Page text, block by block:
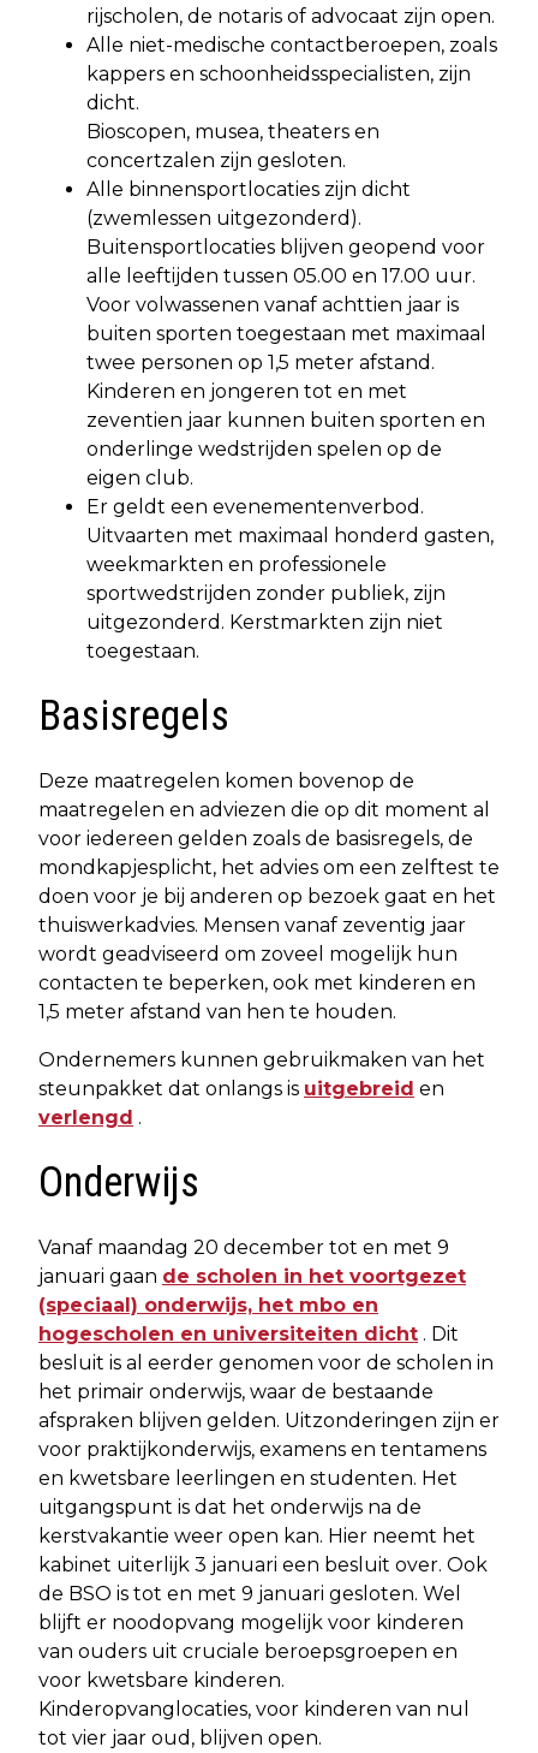
rijscholen, de notaris of advocaat zijn open.
Alle niet-medische contactberoepen, zoals
kappers en schoonheidsspecialisten, zijn
dicht.
Bioscopen, musea, theaters en
concertzalen zijn gesloten.
Alle binnensportlocaties zijn dicht
(zwemlessen uitgezonderd).
Buitensportlocaties blijven geopend voor
alle leeftijden tussen 05.00 en 17.00 uur.
Voor volwassenen vanaf achttien jaar is
buiten sporten toegestaan met maximaal
twee personen op 1,5 meter afstand.
Kinderen en jongeren tot en met
zeventien jaar kunnen buiten sporten en
onderlinge wedstrijden spelen op de
eigen club.
Er geldt een evenementenverbod.
Uitvaarten met maximaal honderd gasten,
weekmarkten en professionele
sportwedstrijden zonder publiek, zijn
uitgezonderd. Kerstmarkten zijn niet
toegestaan.
Basisregels
Deze maatregelen komen bovenop de
maatregelen en adviezen die op dit moment al
voor iedereen gelden zoals de basisregels, de
mondkapjesplicht, het advies om een zelftest te
doen voor je bij anderen op bezoek gaat en het
thuiswerkadvies. Mensen vanaf zeventig jaar
wordt geadviseerd om zoveel mogelijk hun
contacten te beperken, ook met kinderen en
1,5 meter afstand van hen te houden.
Ondernemers kunnen gebruikmaken van het
steunpakket dat onlangs is uitgebreid en
verlengd .
Onderwijs
Vanaf maandag 20 december tot en met 9
januari gaan de scholen in het voortgezet
(speciaal) onderwijs, het mbo en
hogescholen en universiteiten dicht . Dit
besluit is al eerder genomen voor de scholen in
het primair onderwijs, waar de bestaande
afspraken blijven gelden. Uitzonderingen zijn er
voor praktijkonderwijs, examens en tentamens
en kwetsbare leerlingen en studenten. Het
uitgangspunt is dat het onderwijs na de
kerstvakantie weer open kan. Hier neemt het
kabinet uiterlijk 3 januari een besluit over. Ook
de BSO is tot en met 9 januari gesloten. Wel
blijft er noodopvang mogelijk voor kinderen
van ouders uit cruciale beroepsgroepen en
voor kwetsbare kinderen.
Kinderopvanglocaties, voor kinderen van nul
tot vier jaar oud, blijven open.